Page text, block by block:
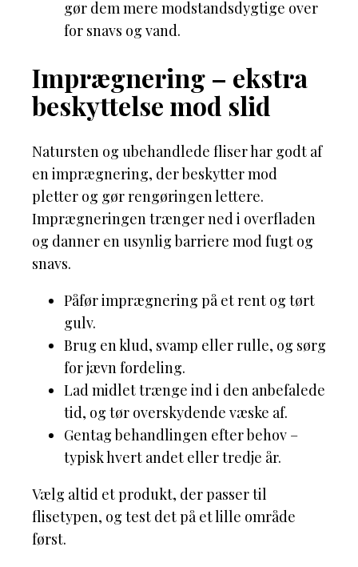
gør dem mere modstandsdygtige over
for snavs og vand.
Imprægnering – ekstra
beskyttelse mod slid
Natursten og ubehandlede fliser har godt af
en imprægnering, der beskytter mod
pletter og gør rengøringen lettere.
Imprægneringen trænger ned i overfladen
og danner en usynlig barriere mod fugt og
snavs.
Påfør imprægnering på et rent og tørt
gulv.
Brug en klud, svamp eller rulle, og sørg
for jævn fordeling.
Lad midlet trænge ind i den anbefalede
tid, og tør overskydende væske af.
Gentag behandlingen efter behov –
typisk hvert andet eller tredje år.
Vælg altid et produkt, der passer til
flisetypen, og test det på et lille område
først.